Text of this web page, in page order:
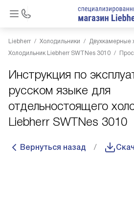
Liebherr Холодильники
Двухкамерные
Холодильник Liebherr SWTNes 3010
Инструкция по
русском языке для
отдельностоящего
Liebherr SWTNes 3010
Вернуться назад